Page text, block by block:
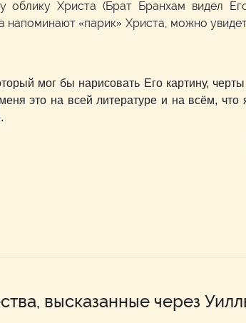
облику Христа (Брат Бранхам видел
напоминают «парик» Христа, можно
мог бы нарисовать Его картину,
это на всей литературе и на всём,
высказанные через